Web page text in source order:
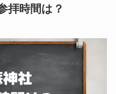
拝時間は？